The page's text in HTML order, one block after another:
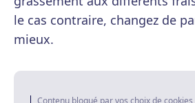
le cas contraire, changez de
mieux.